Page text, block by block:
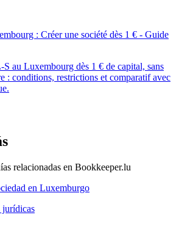
: Créer une société dès 1 € - Guide
au Luxembourg dès 1 € de capital, sans
: conditions, restrictions et comparatif avec
relacionadas en Bookkeeper.lu
en Luxemburgo
jurídicas